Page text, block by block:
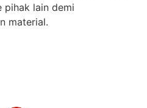
pihak lain demi
material.